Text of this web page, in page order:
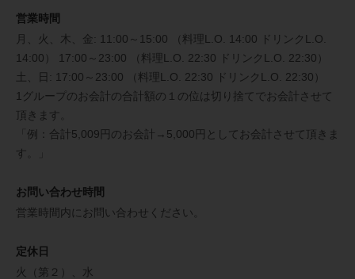
営業時間
月、火、木、金: 11:00～15:00 （料理L.O. 14:00 ドリンクL.O.
14:00） 17:00～23:00 （料理L.O. 22:30 ドリンクL.O. 22:30）
土、日: 17:00～23:00 （料理L.O. 22:30 ドリンクL.O. 22:30）
1グループのお会計の合計額の１の位は切り捨てでお会計させて
頂きます。
「例：合計5,009円のお会計→5,000円としてお会計させて頂きま
す。」
お問い合わせ時間
営業時間内にお問い合わせください。
定休日
火（第２）、水